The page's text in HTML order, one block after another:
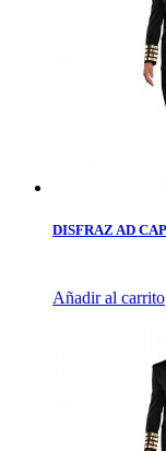
DISFRAZ AD
Añadir al carrito